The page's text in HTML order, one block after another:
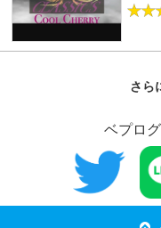
さら
ベプロ